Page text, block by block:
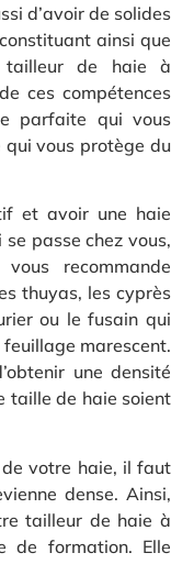
d’avoir de solides
ainsi que
tailleur de haie à
ces compétences
parfaite qui vous
vous protège du
et avoir une haie
passe chez vous,
recommande
thuyas, les cyprès
ou le fusain qui
marescent.
une densité
taille de haie soient
votre haie, il faut
dense. Ainsi,
tailleur de haie à
de formation. Elle